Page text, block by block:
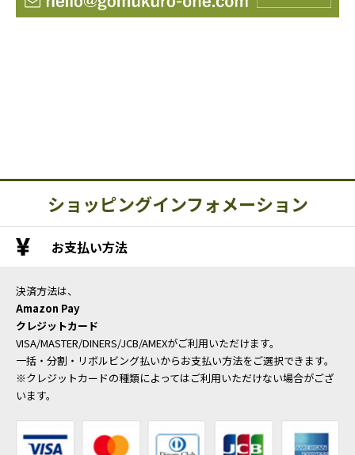
ショッピングインフォメーション
お支払い方法
決済方法は、
Amazon Pay
クレジットカード
VISA/MASTER/DINERS/JCB/AMEXがご利用いただけます。
一括・分割・リボルビング払いからお支払い方法をご選択できます。
※クレジットカードの種類によってはご利用いただけない場合がござ
います。